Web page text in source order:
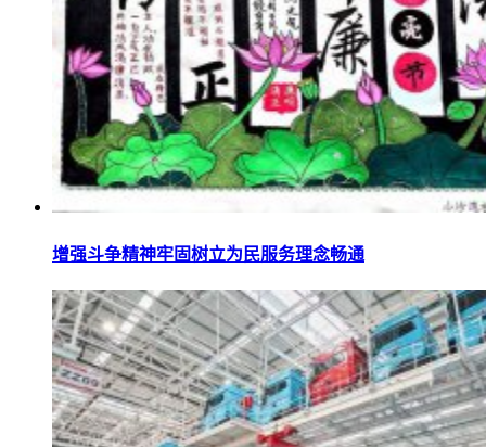
增强斗争精神牢固树立为民服务理念畅通